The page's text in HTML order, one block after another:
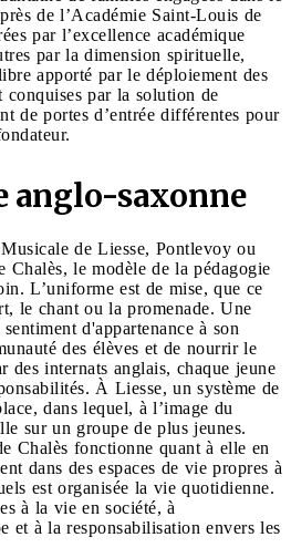
de l’Académie Saint-Louis de
par l’excellence académique
par la dimension spirituelle,
apporté par le déploiement des
conquises par la solution de
de portes d’entrée différentes pour
anglo-saxonne
de Liesse, Pontlevoy ou
Chalès, le modèle de la pédagogie
L’uniforme est de mise, que ce
le chant ou la promenade. Une
d'appartenance à son
des élèves et de nourrir le
des internats anglais, chaque jeune
À Liesse, un système de
dans lequel, à l’image du
sur un groupe de plus jeunes.
Chalès fonctionne quant à elle en
dans des espaces de vie propres à
est organisée la vie quotidienne.
à la vie en société, à
et à la responsabilisation envers les